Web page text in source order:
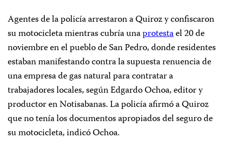
Agentes de la policía arrestaron a Quiroz y confiscaron
su motocicleta mientras cubría unaprotestael 20 de
noviembre en el pueblo de San Pedro, donde residentes
estaban manifestando contra la supuesta renuencia de
una empresa de gas natural para contratar a
trabajadores locales, según Edgardo Ochoa, editor y
productor en Notisabanas. La policía afirmó a Quiroz
que no tenía los documentos apropiados del seguro de
su motocicleta, indicó Ochoa.